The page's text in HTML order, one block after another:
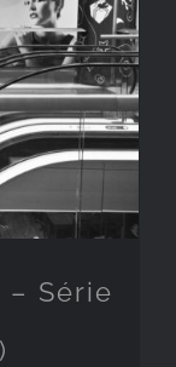
Série